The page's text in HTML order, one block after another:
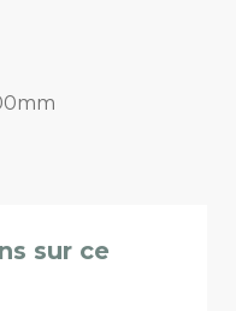
sur ce